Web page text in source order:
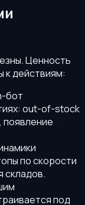
Ценность
к действиям:
бот
out-of-stock
появление
по скорости
складов.
под